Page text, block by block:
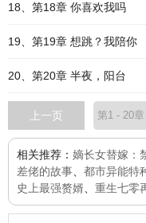
18、第18章 你喜欢我吗
19、第19章 想跳？我陪你
20、第20章 半夜，阳台
上一页
相关推荐： 嫡长女替嫁：
差佬的故事
都市异能特
史上最强赘婿
重生七零